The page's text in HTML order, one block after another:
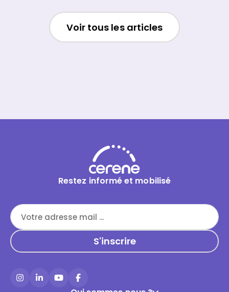
Voir tous les articles
Restez informé et mobilisé
Instagram
LinkedInYouTubeFacebook